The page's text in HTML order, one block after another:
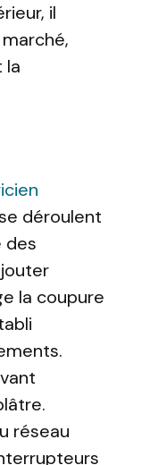
il
la
déroulent
des
la coupure
réseau